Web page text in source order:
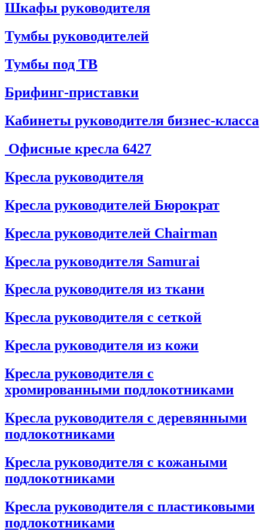
Шкафы руководителя
Тумбы руководителей
Тумбы под ТВ
Брифинг-приставки
Кабинеты руководителя бизнес-класса
Офисные кресла 6427
Кресла руководителя
Кресла руководителей Бюрократ
Кресла руководителей Chairman
Кресла руководителя Samurai
Кресла руководителя из ткани
Кресла руководителя с сеткой
Кресла руководителя из кожи
Кресла руководителя с
хромированными подлокотниками
Кресла руководителя с деревянными
подлокотниками
Кресла руководителя с кожаными
подлокотниками
Кресла руководителя с пластиковыми
подлокотниками